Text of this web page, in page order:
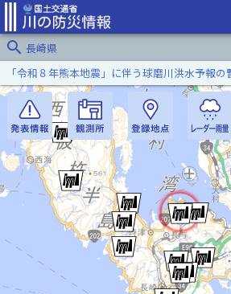
search 長崎県